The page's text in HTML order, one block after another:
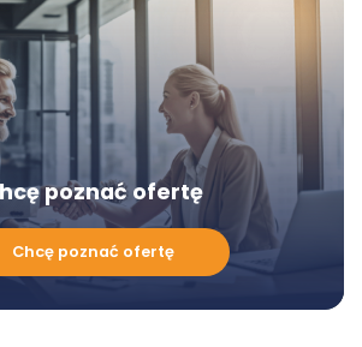
poznać ofertę
Chcę poznać ofertę